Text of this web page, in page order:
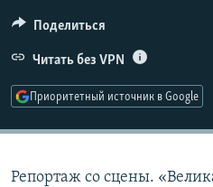
РАСПИСАНИЕ ВЕЩАНИЯ
ПОДПИШИТЕСЬ НА
СОЦИАЛЬНЫЕ СЕТИ
Поделиться
Читать без VPN
Приоритетный источник в Google
Репортаж со сцены.